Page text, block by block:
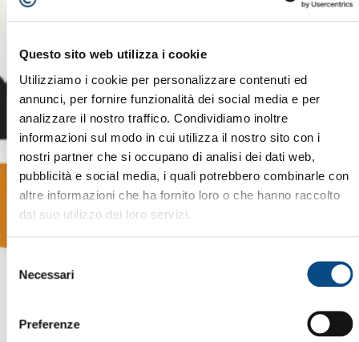
Questo sito web utilizza i cookie
Utilizziamo i cookie per personalizzare contenuti ed
annunci, per fornire funzionalità dei social media e per
analizzare il nostro traffico. Condividiamo inoltre
informazioni sul modo in cui utilizza il nostro sito con i
nostri partner che si occupano di analisi dei dati web,
pubblicità e social media, i quali potrebbero combinarle con
altre informazioni che ha fornito loro o che hanno raccolto
dal suo utilizzo dei loro servizi.
delNecessari
Preferenze